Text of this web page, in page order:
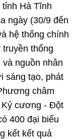
Hà Tĩnh
ngày (30/9 đến
hệ thống chính
thống
nguồn nhân
sáng tạo, phát
châm
Kỷ cương - Đột
400 đại biểu
kết kết quả